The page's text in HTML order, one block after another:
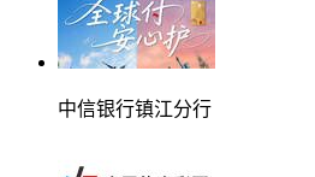
中信银行镇江分行